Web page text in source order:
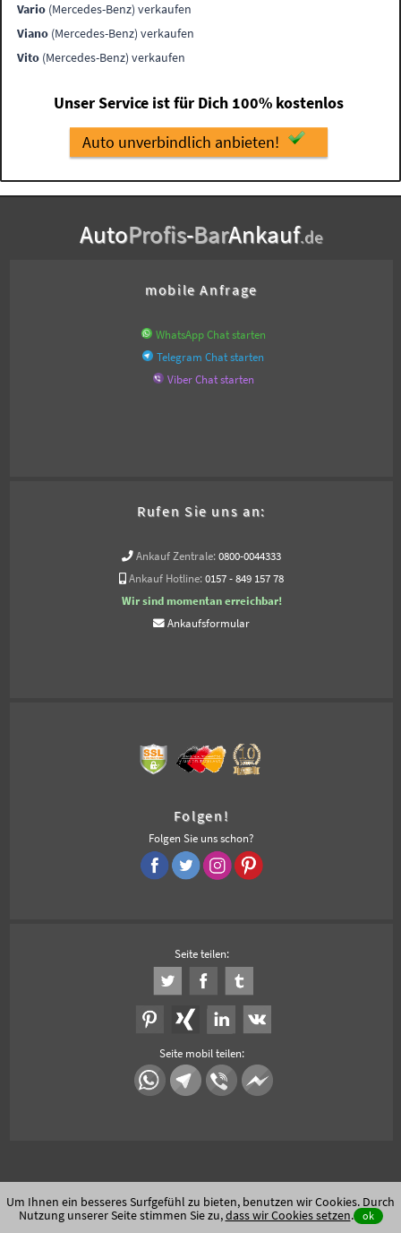
Vario (Mercedes-Benz) verkaufen
Viano (Mercedes-Benz) verkaufen
Vito (Mercedes-Benz) verkaufen
Unser Service ist für Dich 100% kostenlos
Auto unverbindlich anbieten!
AutoProfis-BarAnkauf.de
mobile Anfrage
WhatsApp Chat starten
Telegram Chat starten
Viber Chat starten
Rufen Sie uns an:
Ankauf Zentrale: 0800-0044333
Ankauf Hotline: 0157 - 849 157 78
Wir sind momentan erreichbar!
Ankaufsformular
Folgen!
Folgen Sie uns schon?
Seite teilen:
Seite mobil teilen:
Um Ihnen ein besseres Surfgefühl zu bieten, benutzen wir Cookies. Durch
Nutzung unserer Seite stimmen Sie zu,dass wir Cookies setzen. ok